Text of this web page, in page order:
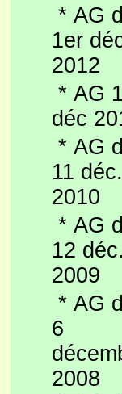
* AG
1er
2012
* AG
déc
* AG
11 déc.
2010
* AG
12 déc.
2009
* AG
6
2008